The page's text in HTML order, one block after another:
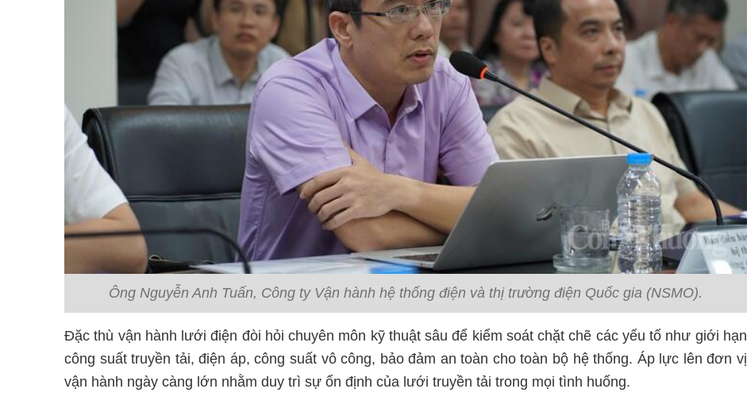
Ông Nguyễn Anh Tuấn, Công ty Vận hành hệ thống điện và thị trường điện Quốc gia (NSMO).
Đặc thù vận hành lưới điện đòi hỏi chuyên môn kỹ thuật sâu để kiểm soát chặt chẽ các yếu tố như giới hạn
công suất truyền tải, điện áp, công suất vô công, bảo đảm an toàn cho toàn bộ hệ thống. Áp lực lên đơn vị
vận hành ngày càng lớn nhằm duy trì sự ổn định của lưới truyền tải trong mọi tình huống.